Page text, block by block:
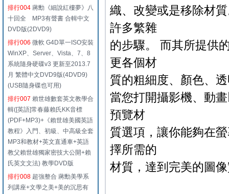
排行004 蔣勳《細說紅樓夢》八
十回全 MP3有聲書 合輯中文
DVD版(2DVD9)
排行006 微軟 G4D單一ISO安裝
WinXP、Server、Vista、7、8
系統隨身硬碟v3 更新至2013.7
月 繁體中文DVD9版(4DVD9)
(USB隨身碟也可用)
排行007 賴世雄數套英文教學合
輯([英語]常春藤賴氏KK音標
(PDF+MP3)+《賴世雄美國英語
教程》入門、初級、中高級全套
MP3和教材+英文直通車+英語
教父賴世雄獨家密技大公開+賴
氏英文文法) 教學DVD版
排行008 超強整合 蔣勳美學系
列講座+文學之美+美的沉思有
織、改變或是移除材
許多繁雜
的步驟。 而其所提供
更各個材
質的粗細度、顏色、
當您打開攝影機、動
預覽材
質選項，讓你能夠在
擇所需的
材質，達到完美的圖